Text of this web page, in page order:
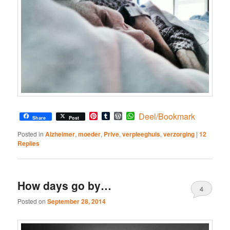
Share Post Pinterest
TumblrWordPress
WhatsApp
Deel/Bookmark
Posted in Alzheimer,moeder, Prive,verpleeghuis,verzorging |12
Replies
How days go by…
Posted onSeptember 28, 2014
4